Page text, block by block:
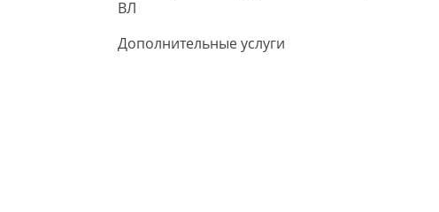
ВЛ
Дополнительные услуги